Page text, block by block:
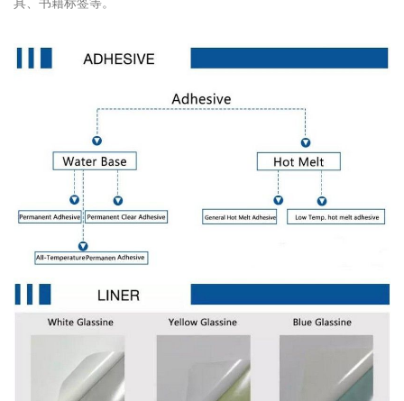
具、书籍标签等。